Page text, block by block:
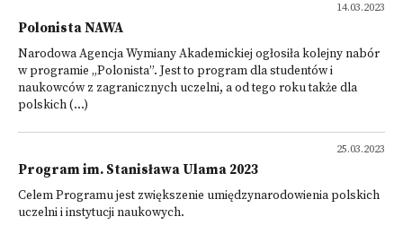
14.03.2023
Polonista NAWA
Narodowa Agencja Wymiany Akademickiej ogłosiła kolejny nabór
w programie „Polonista”. Jest to program dla studentów i
naukowców z zagranicznych uczelni, a od tego roku także dla
polskich (...)
25.03.2023
Program im. Stanisława Ulama 2023
Celem Programu jest zwiększenie umiędzynarodowienia polskich
uczelni i instytucji naukowych.